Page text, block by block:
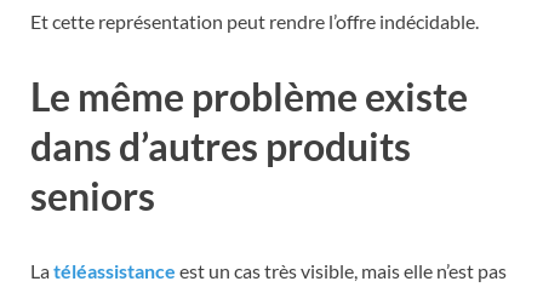
Et cette représentation peut rendre l’offre indécidable.
Le même problème existe
dans d’autres produits
seniors
Latéléassistance est un cas très visible, mais elle n’est pas